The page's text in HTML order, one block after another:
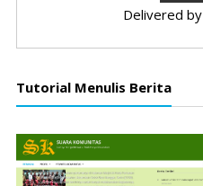
Delivered by
Tutorial Menulis Berita